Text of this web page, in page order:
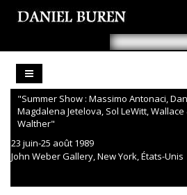
"Summer Show : Massimo Antonaci,
Magdalena Jetelova, Sol LeWitt,
Walther"
23 juin-25 août 1989
John Weber Gallery, New York, États-Unis